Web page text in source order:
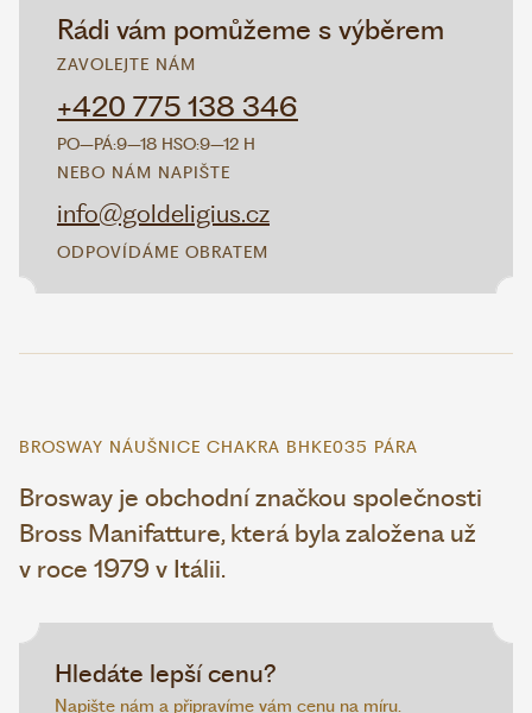
Rádi vám pomůžeme s výběrem
ZAVOLEJTE NÁM
+420 775 138 346
PO–PÁ:9–18 HSO:9–12 H
NEBO NÁM NAPIŠTE
info@goldeligius.cz
ODPOVÍDÁME OBRATEM
BROSWAY NÁUŠNICE CHAKRA BHKE035 PÁRA
Brosway je obchodní značkou společnosti
Bross Manifatture, která byla založena už
v roce 1979 v Itálii.
Hledáte lepší cenu?
Napište nám a připravíme vám cenu na míru.